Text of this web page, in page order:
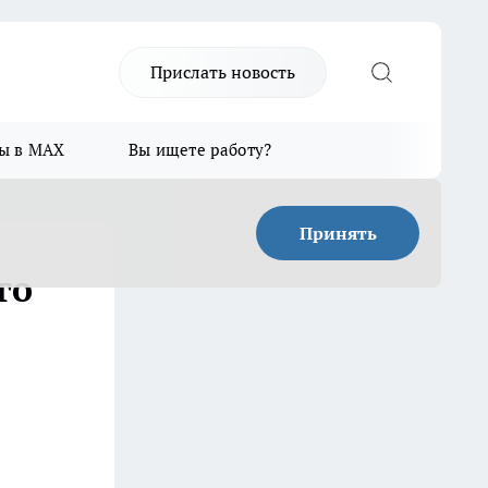
Прислать новость
в MAX Вы ищете работу?
Принять